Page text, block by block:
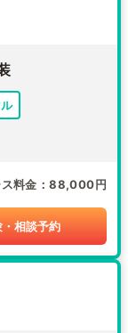
料金 88,000円
・相談予約